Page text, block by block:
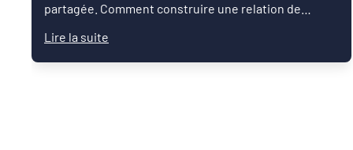
partagée. Comment construire une relation de
articuler les ambitions politiques, l’expertise des
services et les enjeux du territoire pour faire
Lire la suite